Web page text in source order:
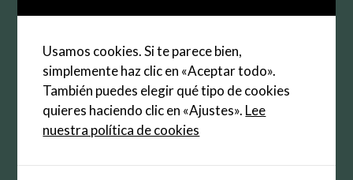
Web
Guarda mi nombre, correo electrónico y web en
este navegador para la próxima vez que
comente.
Usamos cookies. Si te parece bien,
simplemente haz clic en «Aceptar todo».
También puedes elegir qué tipo de cookies
quieres haciendo clic en «Ajustes». Lee
nuestra política de cookies